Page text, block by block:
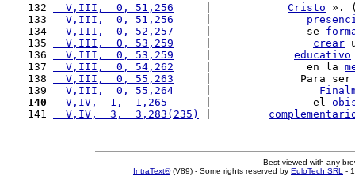
132
  V,III,  0, 51,256
Cristo ».
133
  V,III,  0, 51,256
134
  V,III,  0, 52,257
     |               se
135
  V,III,  0, 53,259
crear
136
  V,III,  0, 53,259
educativo
137
  V,III,  0, 54,262
     |               en la
138
  V,III,  0, 55,263
|              Para
139
  V,III,  0, 55,264
140
  V,IV,  1,  1,265
      |                el
141
  V,IV,  3,  3,283(235)
Best viewed with any
IntraText®(V89) - Some rights reserved by EuloTech SRL -